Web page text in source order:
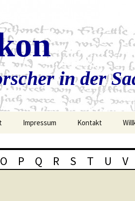
in der
Impressum Kontakt
O P Q R S T U V